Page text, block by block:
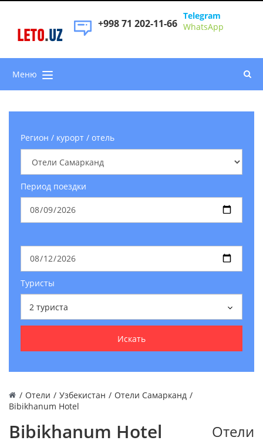
LETO.UZ
+998 71 202-11-66
Telegram
WhatsApp
Меню
Регион / курорт / отель
Период поездки
Туристы
2 туриста
Искать
/ Отели / Узбекистан / Отели Самарканд /
Bibikhanum Hotel
Bibikhanum Hotel Отели